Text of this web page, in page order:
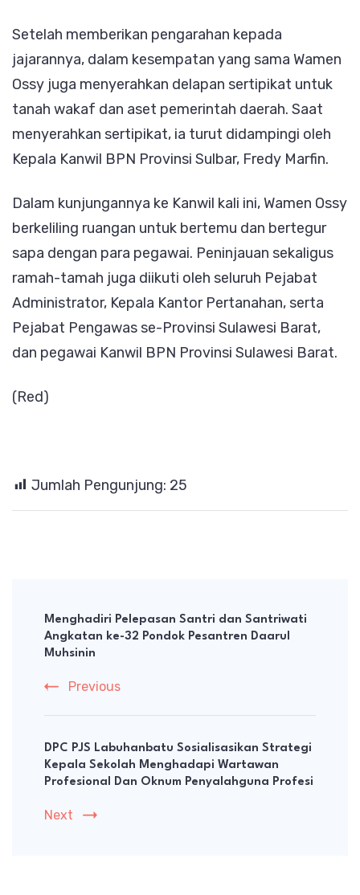
Setelah memberikan pengarahan kepada
jajarannya, dalam kesempatan yang sama Wamen
Ossy juga menyerahkan delapan sertipikat untuk
tanah wakaf dan aset pemerintah daerah. Saat
menyerahkan sertipikat, ia turut didampingi oleh
Kepala Kanwil BPN Provinsi Sulbar, Fredy Marfin.
Dalam kunjungannya ke Kanwil kali ini, Wamen Ossy
berkeliling ruangan untuk bertemu dan bertegur
sapa dengan para pegawai. Peninjauan sekaligus
ramah-tamah juga diikuti oleh seluruh Pejabat
Administrator, Kepala Kantor Pertanahan, serta
Pejabat Pengawas se-Provinsi Sulawesi Barat,
dan pegawai Kanwil BPN Provinsi Sulawesi Barat.
(Red)
Jumlah Pengunjung: 25
Navigation
Menghadiri Pelepasan Santri dan Santriwati
Angkatan ke-32 Pondok Pesantren Daarul
Muhsinin
Previous
DPC PJS Labuhanbatu Sosialisasikan Strategi
Kepala Sekolah Menghadapi Wartawan
Profesional Dan Oknum Penyalahguna Profesi
Next